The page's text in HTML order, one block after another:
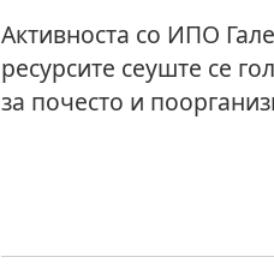
Активноста со ИПО
ресурсите сеуште се
за почесто и